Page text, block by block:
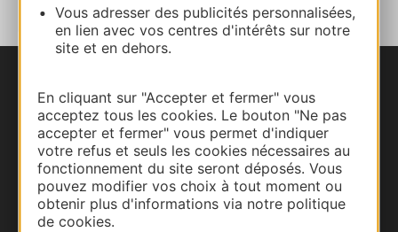
Vous adresser des publicités personnalisées,
en lien avec vos centres d'intérêts sur notre
site et en dehors.
En cliquant sur "Accepter et fermer" vous
acceptez tous les cookies. Le bouton "Ne pas
accepter et fermer" vous permet d'indiquer
votre refus et seuls les cookies nécessaires au
fonctionnement du site seront déposés. Vous
pouvez modifier vos choix à tout moment ou
obtenir plus d'informations via notre politique
de cookies.
Nous contacter
Carte interactive
Documentation